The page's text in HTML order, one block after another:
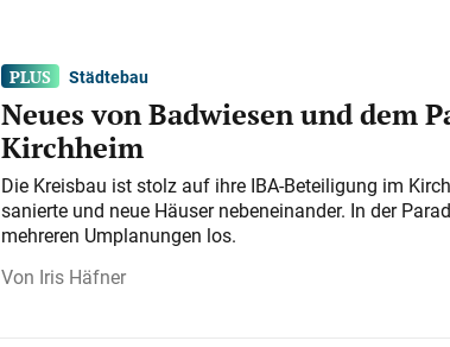
Städtebau
Neues von Badwiesen und dem
Kirchheim
Die Kreisbau ist stolz auf ihre IBA-Beteiligung im
sanierte und neue Häuser nebeneinander. In der
mehreren Umplanungen los.
Iris Häfner